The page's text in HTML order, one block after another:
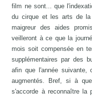
film ne sont... que
du cirque et les arts de
maigreur des aides
veilleront à ce que la
mois soit compensée en
supplémentaires par des
afin que l'année
augmentés. Bref, si à
s'accorde à reconnaître la